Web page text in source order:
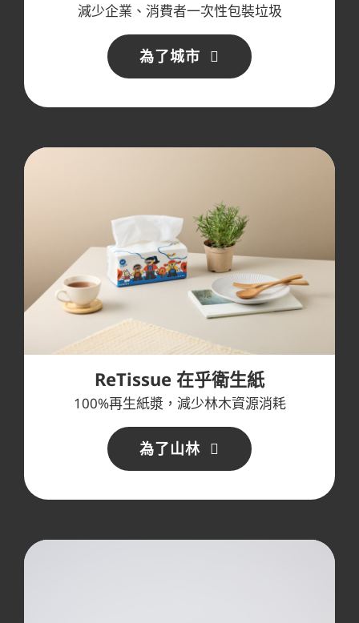
減少企業、消費者一次性包裝垃圾
為了城市
ReTissue 在乎衛生紙
100%再生紙漿，減少林木資源消耗
為了山林